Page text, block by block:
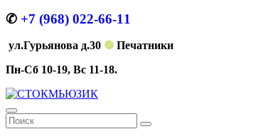
✆ +7 (968) 022-66-11
ул.Гурьянова д.30 ❿ Печатники
Пн-Сб 10-19, Вс 11-18.